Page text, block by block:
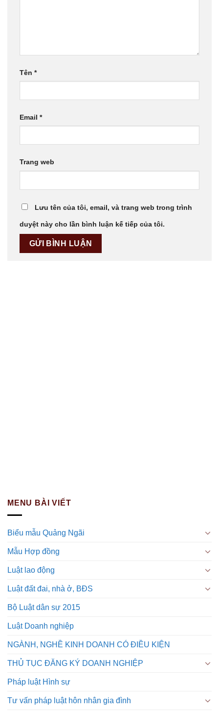
Tên *
Email *
Trang web
Lưu tên của tôi, email, và trang web trong trình
duyệt này cho lần bình luận kế tiếp của tôi.
MENU BÀI VIẾT
Biểu mẫu Quảng Ngãi
Mẫu Hợp đồng
Luật lao động
Luật đất đai, nhà ở, BĐS
Bộ Luật dân sự 2015
Luật Doanh nghiệp
NGÀNH, NGHỀ KINH DOANH CÓ ĐIỀU KIỆN
THỦ TỤC ĐĂNG KÝ DOANH NGHIỆP
Pháp luật Hình sự
Tư vấn pháp luật hôn nhân gia đình